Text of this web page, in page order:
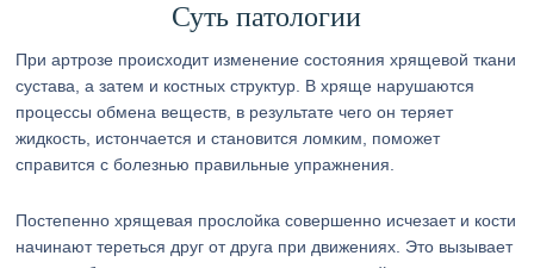
Суть патологии
При артрозе происходит изменение состояния хрящевой ткани
сустава, а затем и костных структур. В хряще нарушаются
процессы обмена веществ, в результате чего он теряет
жидкость, истончается и становится ломким, поможет
справится с болезнью правильные упражнения.
Постепенно хрящевая прослойка совершенно исчезает и кости
начинают тереться друг от друга при движениях. Это вызывает